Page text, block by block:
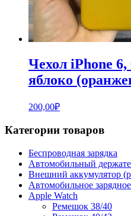
Чехол iPhone
яблоко
200,00₽
Категории товаров
Беспроводная зарядка
Автомобильный
Внешний аккумулятор
Автомобильное
Apple Watch
Ремешок 38/40